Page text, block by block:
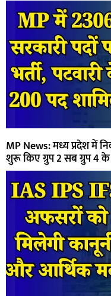
MP News: मध्य प्रदेश में
शुरू किए ग्रुप 2 सब ग्रुप 4